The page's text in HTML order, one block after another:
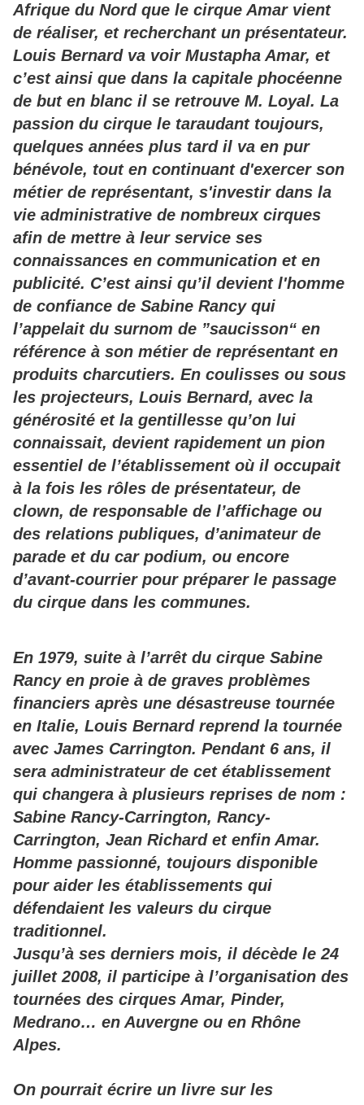
Afrique du Nord que le cirque Amar vient
de réaliser, et recherchant un présentateur.
Louis Bernard va voir Mustapha Amar, et
c’est ainsi que dans la capitale phocéenne
de but en blanc il se retrouve M. Loyal. La
passion du cirque le taraudant toujours,
quelques années plus tard il va en pur
bénévole, tout en continuant d'exercer son
métier de représentant, s'investir dans la
vie administrative de nombreux cirques
afin de mettre à leur service ses
connaissances en communication et en
publicité. C’est ainsi qu’il devient l'homme
de confiance de Sabine Rancy qui
l’appelait du surnom de ”saucisson“ en
référence à son métier de représentant en
produits charcutiers. En coulisses ou sous
les projecteurs, Louis Bernard, avec la
générosité et la gentillesse qu’on lui
connaissait, devient rapidement un pion
essentiel de l’établissement où il occupait
à la fois les rôles de présentateur, de
clown, de responsable de l’affichage ou
des relations publiques, d’animateur de
parade et du car podium, ou encore
d’avant-courrier pour préparer le passage
du cirque dans les communes.
En 1979, suite à l’arrêt du cirque Sabine
Rancy en proie à de graves problèmes
financiers après une désastreuse tournée
en Italie, Louis Bernard reprend la tournée
avec James Carrington. Pendant 6 ans, il
sera administrateur de cet établissement
qui changera à plusieurs reprises de nom :
Sabine Rancy-Carrington, Rancy-
Carrington, Jean Richard et enfin Amar.
Homme passionné, toujours disponible
pour aider les établissements qui
défendaient les valeurs du cirque
traditionnel.
Jusqu’à ses derniers mois, il décède le 24
juillet 2008, il participe à l’organisation des
tournées des cirques Amar, Pinder,
Medrano… en Auvergne ou en Rhône
Alpes.
On pourrait écrire un livre sur les